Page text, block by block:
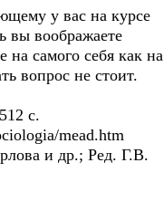
у вас на курсе
вы воображаете
на самого себя как на
вопрос не стоит.
с.
mead.htm
и др.; Ред. Г.В.